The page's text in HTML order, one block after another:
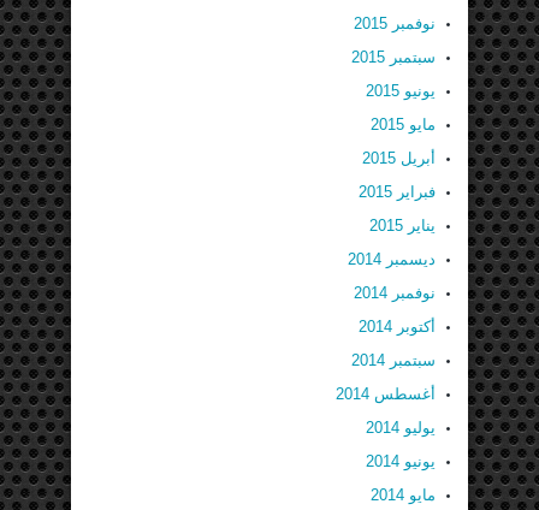
نوفمبر 2015
سبتمبر 2015
يونيو 2015
مايو 2015
أبريل 2015
فبراير 2015
يناير 2015
ديسمبر 2014
نوفمبر 2014
أكتوبر 2014
سبتمبر 2014
أغسطس 2014
يوليو 2014
يونيو 2014
مايو 2014